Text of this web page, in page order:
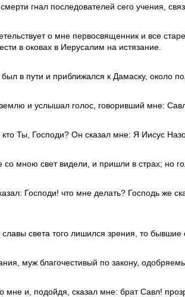
гнал последователей сего учения,
о мне первосвященник и все
в оковах в Иерусалим на истязание.
в пути и приближался к Дамаску, около
и услышал голос, говоривший мне:
Ты, Господи? Он сказал мне: Я Иисус
мною свет видели, и пришли в страх; но
Господи! что мне делать? Господь же
славы света того лишился зрения, то
муж благочестивый по закону,
мне и, подойдя, сказал мне: брат Савл!